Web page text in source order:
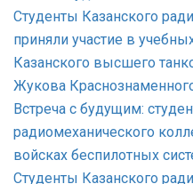
Студенты Казанского
приняли участие в
Казанского высшего
Жукова
Встреча с будущим:
радиомеханического
войсках беспилотных
Студенты Казанского